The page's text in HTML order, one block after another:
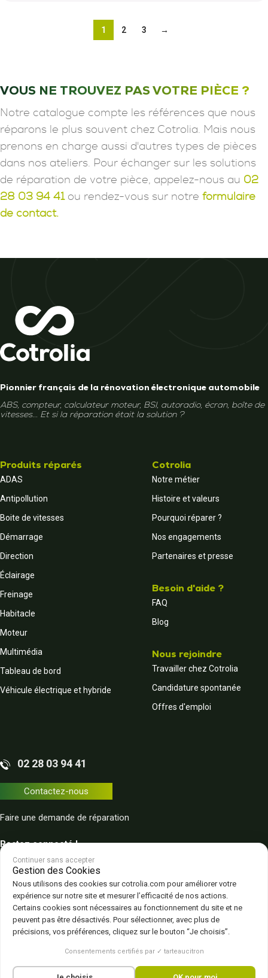
1 2 3 →
VOUS NE TROUVEZ PAS VOTRE PIÈCE ?
Notre catalogue compte les références que nous
réparons le plus souvent chez Cotrolia. Mais nous
prenons en charge aussi d'autres types de pièces
dans nos ateliers. Pour échanger sur les solutions
de réparation de votre pièce, appelez-nous au 02
28 03 94 41ou rendez-vous sur notre formulaire
de contact.
Pionnier français de la rénovation électronique automobile
ABS, compteur, calculateur moteur, BSI, autoradio, écran, boîte de
vitesses... Et si la réparation était la solution ?
Produits réparés
ADAS
Antipollution
Boite de vitesses
Démarrage
Direction
Éclairage
Freinage
Habitacle
Moteur
Multimédia
Tableau de bord
Véhicule électrique et hybride
Cotrolia
Notre métier
Histoire et valeurs
Pourquoi réparer ?
Nos engagements
Partenaires et presse
Besoin d'aide ?
FAQ
Blog
Nous rejoindre
Travailler chez Cotrolia
Candidature spontanée
Offres d'emploi
02 28 03 94 41
Contactez-nous
Faire une demande de réparation
Restez connecté !
Plan du site Politique de confidentialité CGV – CGU Mentions légales
Gestion des cookies
Continuer sans accepter
Gestion des Cookies
Nous utilisons des cookies sur cotrolia.com pour améliorer votre
expérience sur notre site et mesurer l’efficacité de nos actions.
Certains cookies sont nécessaires au fonctionnement du site et ne
peuvent pas être désactivés. Pour sélectionner, avec plus de
précisions, vos préférences, cliquez sur le bouton “Je choisis”.
Consentements certifiés par ✓ tarteaucitron